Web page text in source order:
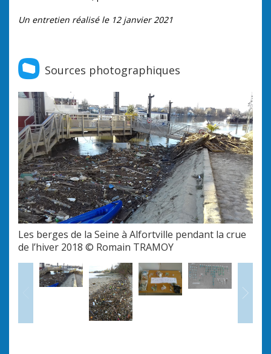
Un entretien réalisé le 12 janvier 2021
Sources photographiques
Les berges de la Seine à Alfortville pendant la crue
de l’hiver 2018 © Romain TRAMOY